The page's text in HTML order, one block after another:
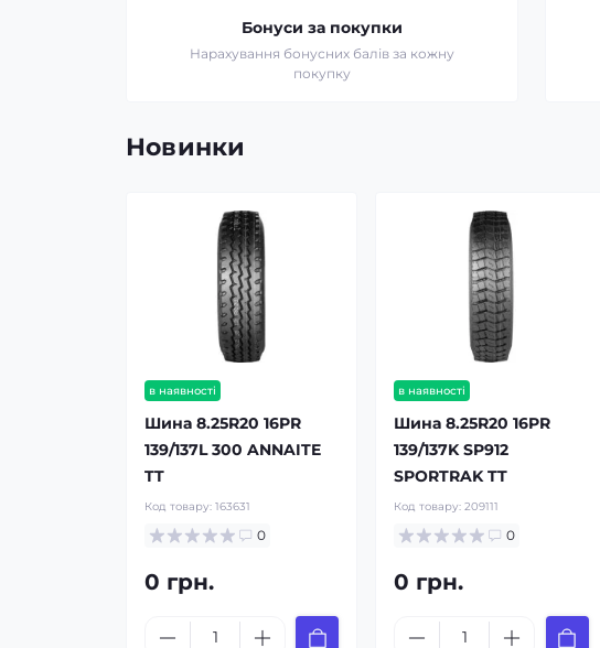
Бонуси за покупки
Нарахування бонусних балів за кожну
покупку
Новинки
в наявності
Шина 8.25R20 16PR
139/137L 300 ANNAITE
TT
Код товару: 163631
0
0 грн.
в наявності
Шина 8.25R20 16PR
139/137K SP912
SPORTRAK TT
Код товару:209111
0
0 грн.